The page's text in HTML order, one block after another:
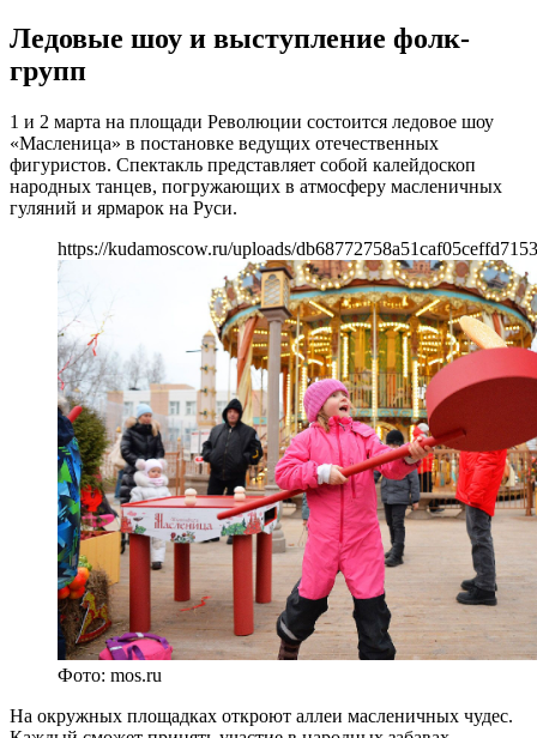
Ледовые шоу и выступление фолк-
групп
1 и 2 марта на площади Революции состоится ледовое шоу
«Масленица» в постановке ведущих отечественных
фигуристов. Спектакль представляет собой калейдоскоп
народных танцев, погружающих в атмосферу масленичных
гуляний и ярмарок на Руси.
https://kudamoscow.ru/uploads/
Фото: mos.ru
На окружных площадках откроют аллеи масленичных чудес.